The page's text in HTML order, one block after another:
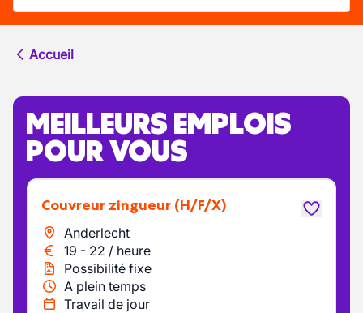
Accueil
MEILLEURS EMPLOIS
POUR VOUS
Couvreur zingueur (H/F/X)
Anderlecht
19 - 22 / heure
Possibilité fixe
A plein temps
Travail de jour